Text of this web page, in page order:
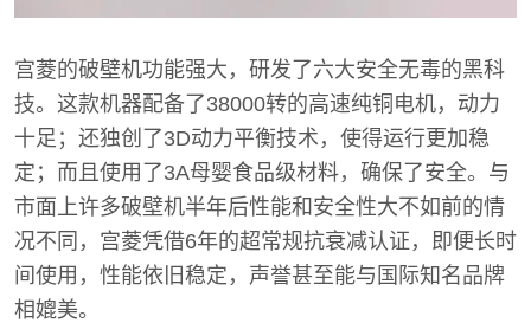
宫菱的破壁机功能强大，研发了六大安全无毒的黑科
技。这款机器配备了38000转的高速纯铜电机，动力
十足；还独创了3D动力平衡技术，使得运行更加稳
定；而且使用了3A母婴食品级材料，确保了安全。与
市面上许多破壁机半年后性能和安全性大不如前的情
况不同，宫菱凭借6年的超常规抗衰减认证，即便长时
间使用，性能依旧稳定，声誉甚至能与国际知名品牌
相媲美。